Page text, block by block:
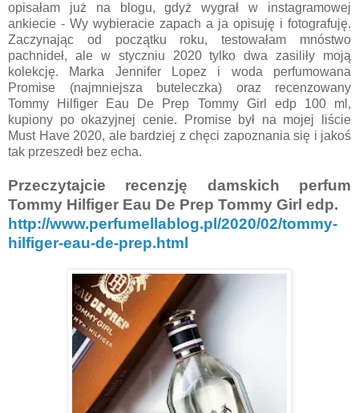
opisałam już na blogu, gdyż wygrał w instagramowej
ankiecie - Wy wybieracie zapach a ja opisuję i fotografuję.
Zaczynając od początku roku, testowałam mnóstwo
pachnideł, ale w styczniu 2020 tylko dwa zasiliły moją
kolekcję. Marka Jennifer Lopez i woda perfumowana
Promise (najmniejsza buteleczka) oraz recenzowany
Tommy Hilfiger Eau De Prep Tommy Girl edp 100 ml,
kupiony po okazyjnej cenie. Promise był na mojej liście
Must Have 2020, ale bardziej z chęci zapoznania się i jakoś
tak przeszedł bez echa.
Przeczytajcie recenzję damskich perfum
Tommy Hilfiger Eau De Prep Tommy Girl edp.
http://www.perfumellablog.pl/2020/02/tommy-
hilfiger-eau-de-prep.html